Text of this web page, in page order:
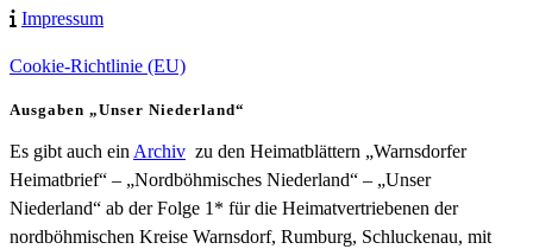
Impressum
Cookie-Richtlinie (EU)
Ausgaben „Unser Niederland“
Es gibt auch ein Archiv zu den Heimatblättern „Warnsdorfer
Heimatbrief“ – „Nordböhmisches Niederland“ – „Unser
Niederland“ ab der Folge 1* für die Heimatvertriebenen der
nordböhmischen Kreise Warnsdorf, Rumburg, Schluckenau, mit